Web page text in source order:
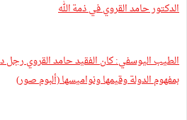
الدكتور حامد القروي في ذمة الله
الطيب اليوسفي: كان الفقيد حامد القروي رجل
بمفهوم الدولة وقيمها ونواميسها (ألبوم صور)